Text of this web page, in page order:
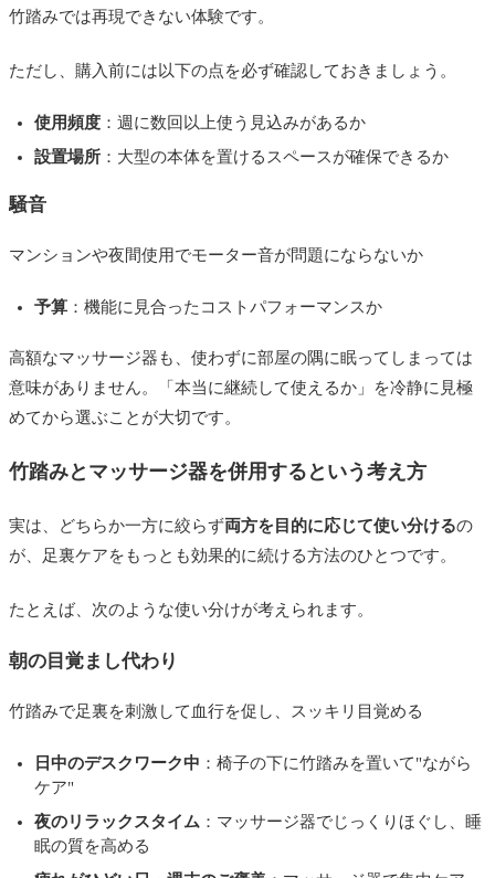
竹踏みでは再現できない体験です。
ただし、購入前には以下の点を必ず確認しておきましょう。
使用頻度：週に数回以上使う見込みがあるか
設置場所：大型の本体を置けるスペースが確保できるか
騒音
マンションや夜間使用でモーター音が問題にならないか
予算：機能に見合ったコストパフォーマンスか
高額なマッサージ器も、使わずに部屋の隅に眠ってしまっては
意味がありません。「本当に継続して使えるか」を冷静に見極
めてから選ぶことが大切です。
竹踏みとマッサージ器を併用するという考え方
実は、どちらか一方に絞らず両方を目的に応じて使い分けるの
が、足裏ケアをもっとも効果的に続ける方法のひとつです。
たとえば、次のような使い分けが考えられます。
朝の目覚まし代わり
竹踏みで足裏を刺激して血行を促し、スッキリ目覚める
日中のデスクワーク中 ：椅子の下に竹踏みを置いて"ながら
ケア"
夜のリラックスタイム ：マッサージ器でじっくりほぐし、睡
眠の質を高める